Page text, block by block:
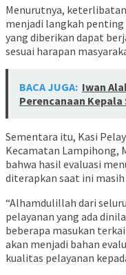
Menurutnya,
menjadi langkah
yang diberikan dapat
sesuai harapan
BACA JUGA: Iwan
Perencanaan Kepala
Sementara itu, Kasi
Kecamatan Lampihong,
bahwa hasil evaluasi
diterapkan saat ini
“Alhamdulillah dari
pelayanan yang ada
beberapa masukan
akan menjadi bahan
kualitas pelayanan